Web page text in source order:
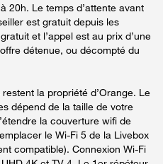
20h. Le temps d’attente avant
est gratuit depuis les
et l’appel est au prix d’une
détenue, ou décompté du
la propriété d’Orange. Le
dépend de la taille de votre
la couverture wifi de
le Wi-Fi 5 de la Livebox
compatible). Connexion Wi-Fi